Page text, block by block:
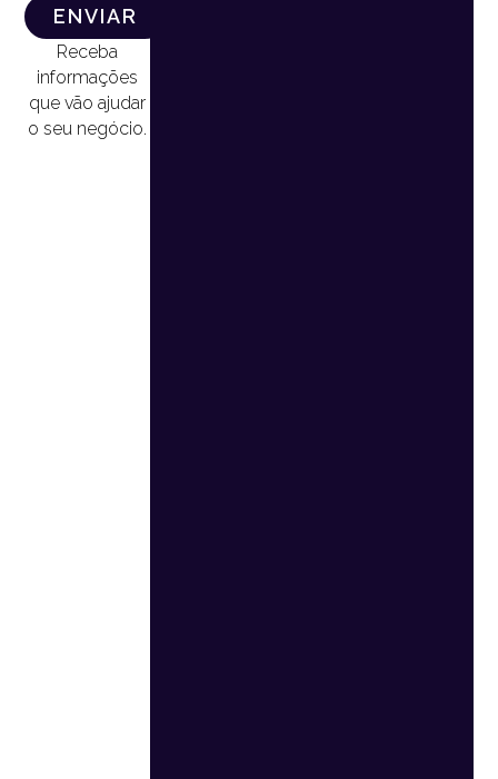
ENVIAR
Receba
informações
que vão ajudar
o seu negócio.